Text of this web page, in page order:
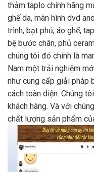
thảm taplo chính hãng
ghế da, màn hình dvd
trình, bạt phủ, áo ghế,
bệ bước chân, phủ
chúng tôi đó chính là
Nam một trải nghiệm
như cung cấp giải pháp
cách toàn diện. Chúng
khách hàng. Và với
chất lượng sản phẩm